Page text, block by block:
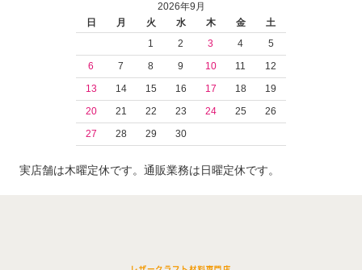
2026年9月
日
月 火 水 木 金
土
1
2 3 4
5
6
7 8 9 10 11
12
13
14 15 16 17 18
19
20
21 22 23 24 25
26
27
28 29 30
実店舗は木曜定休です。通販業務は日曜定休です。